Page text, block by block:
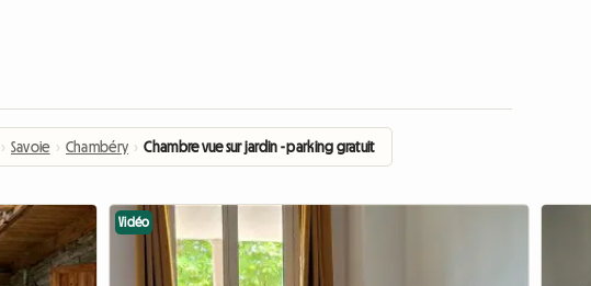
› Savoie › Chambéry › Chambre vue sur jardin - parking gratuit
Vidéo